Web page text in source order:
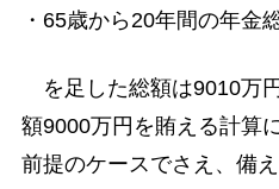
・65歳から20年間の年金
を足した総額は9010万
額9000万円を賄える計算
前提のケースでさえ、備